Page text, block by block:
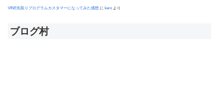
VINE先取りプログラムカスタマーになってみた感想 に kero より
ブログ村